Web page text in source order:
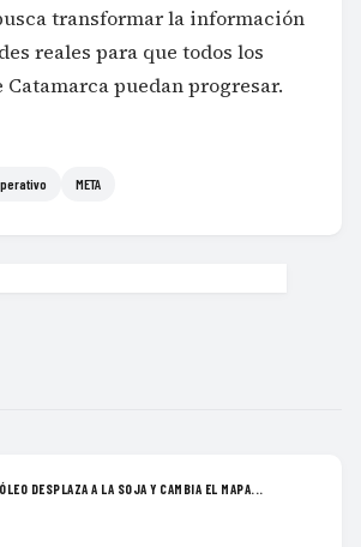
transformar la información
reales para que todos los
puedan progresar.
META
DESPLAZA A LA SOJA Y CAMBIA EL MAPA...